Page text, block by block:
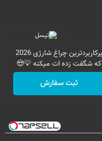
پرکاربردترین چراغ شارژی 2026
که شگفت زده ات میکنه 💡😍
ثبت سفارش